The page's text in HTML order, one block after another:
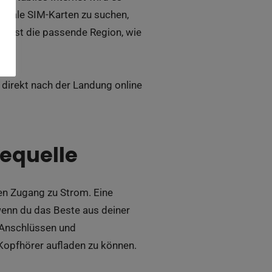
SIM-Karten zu suchen,
die passende Region, wie
nach der Landung online
Zugang zu Strom. Eine
du das Beste aus deiner
und
aufladen zu können.